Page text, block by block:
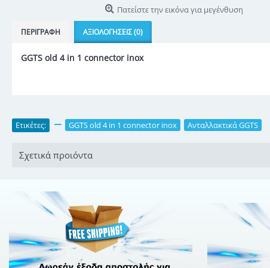
Πατείστε την εικόνα για μεγένθυση
ΠΕΡΙΓΡΑΦΉ ΑΞΙΟΛΟΓΉΣΕΙΣ (0)
GGTS old 4 in 1 connector inox
Ετικέτες: GGTS old 4 in 1 connector inox Ανταλλακτικά GGTS
Σχετικά προιόντα